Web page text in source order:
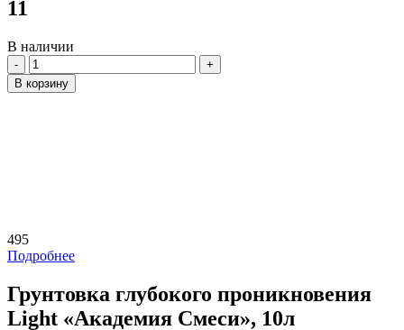
11
В наличии
Количество
В корзину
495
Подробнее
Грунтовка глубокого проникновения
Light «Академия Смеси», 10л